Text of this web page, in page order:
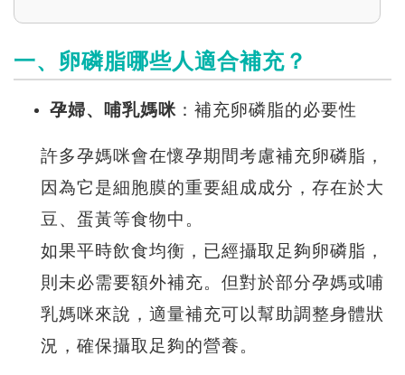
一、卵磷脂哪些人適合補充？
孕婦、哺乳媽咪 ：補充卵磷脂的必要性
許多孕媽咪會在懷孕期間考慮補充卵磷脂，
因為它是細胞膜的重要組成成分，存在於大
豆、蛋黃等食物中。
如果平時飲食均衡，已經攝取足夠卵磷脂，
則未必需要額外補充。但對於部分孕媽或哺
乳媽咪來說，適量補充可以幫助調整身體狀
況，確保攝取足夠的營養。